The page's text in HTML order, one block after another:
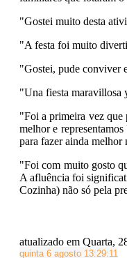
"Gostei muito desta
"A festa foi muito
"Gostei, pude conviver
"Una fiesta maravillosa
"Foi a primeira vez que
melhor e
para fazer ainda
"Foi com muito gosto
A afluência foi
Cozinha) não só pela
atualizado em Quarta,
quinta 6 agosto 13:29:12